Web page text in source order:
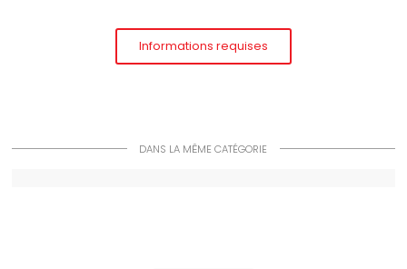
Informations requises
DANS LA MÊME CATÉGORIE